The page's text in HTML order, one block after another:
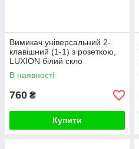
Вимикач універсальний 2-
клавішний (1-1) з розеткою,
LUXION білий скло
В наявності
760 ₴
Купити